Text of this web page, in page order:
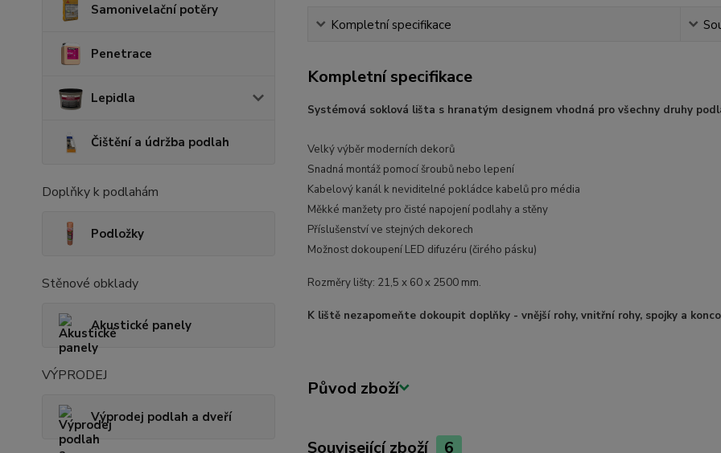
Samonivelační potěry
Penetrace
Lepidla
Čištění a údržba podlah
Doplňky k podlahám
Podložky
Stěnové obklady
Akustické panely
VÝPRODEJ
Výprodej podlah a dveří
Kompletní specifikace
Kompletní specifikace
Systémová soklová lišta s hranatým designem vhodná pro všechny druhy
Velký výběr moderních dekorů
Snadná montáž pomocí šroubů nebo lepení
Kabelový kanál k neviditelné pokládce kabelů pro média
Měkké manžety pro čisté napojení podlahy a stěny
Příslušenství ve stejných dekorech
Možnost dokoupení LED difuzéru (čirého pásku)
Rozměry lišty: 21,5 x 60 x 2500 mm.
K liště nezapomeňte dokoupit doplňky - vnější rohy, vnitřní rohy, spojky a
Původ zboží
Související zboží 6